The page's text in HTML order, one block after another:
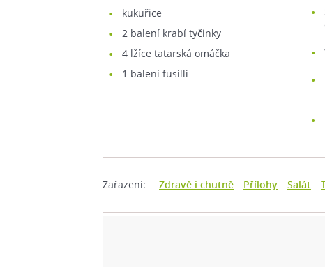
kukuřice
2 balení krabí tyčinky
4 lžíce tatarská omáčka
1 balení fusilli
Zařazení: Zdravě i chutně Přílohy Salát